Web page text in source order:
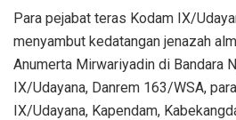
Para pejabat teras Kodam IX/
menyambut kedatangan jenazah
Anumerta Mirwariyadin di Bandara
IX/Udayana, Danrem 163/WSA,
IX/Udayana, Kapendam,